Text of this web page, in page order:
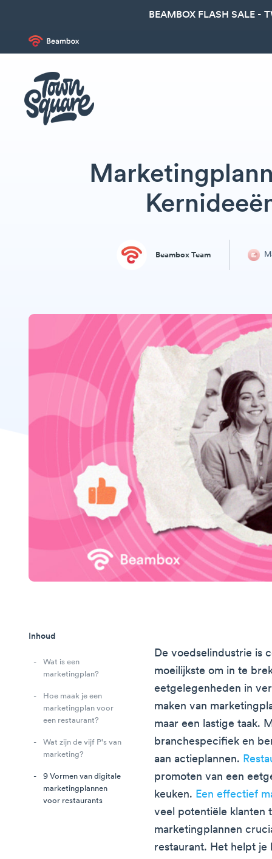
BEAMBOX FLASH SALE -
Beambox Team
Inhoud
Wat is een
marketingplan?
Hoe maak je een
marketingplan voor
een restaurant?
Wat zijn de vijf P's van
marketing?
9 Vormen van digitale
marketingplannen
voor restaurants
De voedselindustrie is
moeilijkste om in te
eetgelegenheden in
maken van
maar een lastige taak.
branchespecifiek en
aan actieplannen.
promoten van een
keuken. Een effectief
veel potentiële klanten
marketingplannen
restaurant. Het helpt